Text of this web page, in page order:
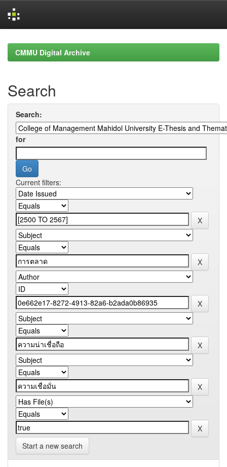
navigationCMMU Digital Archive
Search
Search:
for
Current filters:
Start a new search